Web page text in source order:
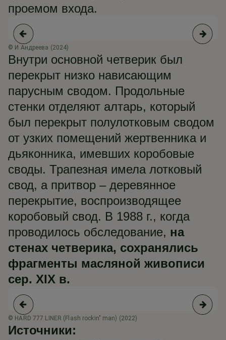
проемом входа.
© И.Андреева (2024)
Внутри основной четверик был
перекрыт низко нависающим
парусным сводом. Продольные
стенки отделяют алтарь, который
был перекрыт полулотковым сводом
от узких помещений жертвенника и
дьяконника, имевших коробовые
своды. Трапезная имела лотковый
свод, а притвор – деревянное
перекрытие, воспроизводящее
коробовый свод. В 1988 г., когда
проводилось обследование, на
стенах четверика, сохранялись
фрагменты масляной живописи
сер. XIX в.
© HARD 777 LINER (Flash rockin" man) (2022)
Источники: